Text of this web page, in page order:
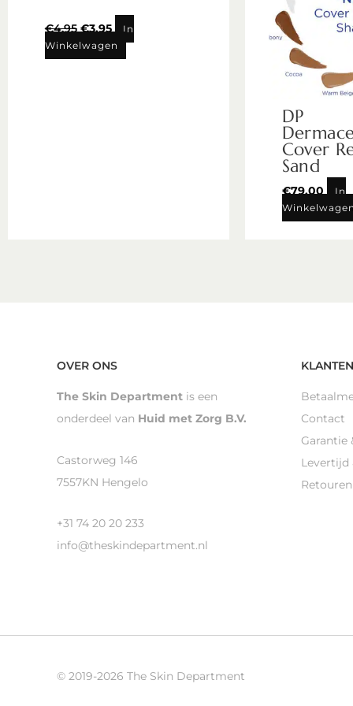
€4,95 €3,95
In
Winkelwagen
DP
Cover
Sand
€79,00
In
Winkelwagen
OVER ONS
The Skin Department is een
onderdeel van Huid met Zorg B.V.
Castorweg 146
7557KN Hengelo
+31 74 20 20 233
info@theskindepartment.nl
Contact
Garantie
Levertijd
Retouren
© 2019-2026 The Skin Department